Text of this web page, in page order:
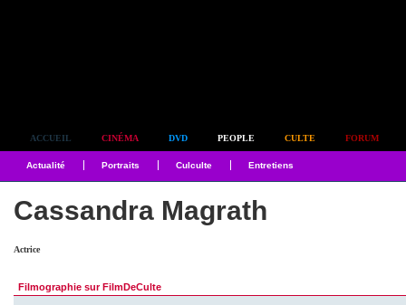
ACCUEIL CINÉMA DVD PEOPLE CULTE FORUM
Actualité Portraits Culculte Entretiens
Cassandra Magrath
Actrice
Filmographie sur FilmDeCulte